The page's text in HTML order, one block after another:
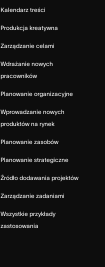
Kalendarz treści
Produkcja kreatywna
Zarządzanie celami
Wdrażanie nowych
pracowników
Planowanie organizacyjne
Wprowadzanie nowych
produktów na rynek
Planowanie zasobów
Planowanie strategiczne
Źródło dodawania projektów
Zarządzanie zadaniami
Wszystkie przykłady
zastosowania